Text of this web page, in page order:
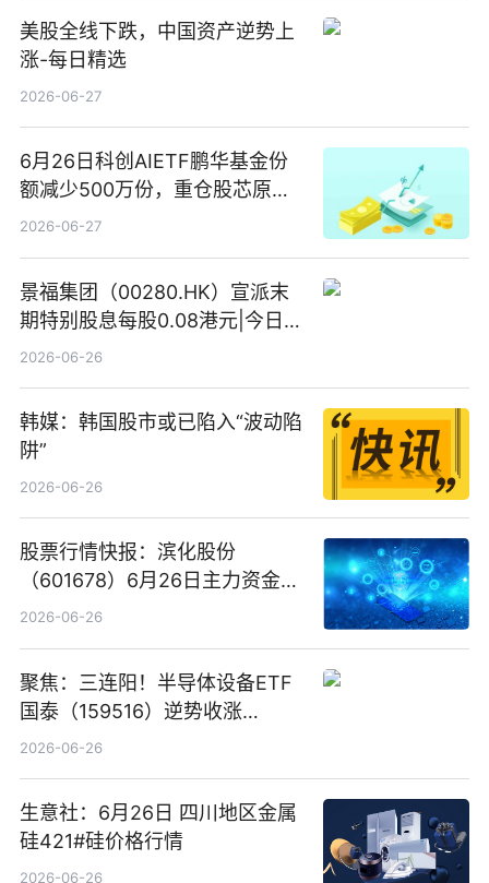
美股全线下跌，中国资产逆势上
涨-每日精选
2026-06-27
6月26日科创AIETF鹏华基金份
额减少500万份，重仓股芯原股
份、寒武纪、澜起科技 观速讯
2026-06-27
景福集团（00280.HK）宣派末
期特别股息每股0.08港元|今日快
看
2026-06-26
韩媒：韩国股市或已陷入“波动陷
阱”
2026-06-26
股票行情快报：滨化股份
（601678）6月26日主力资金净
卖出5964.34万元
2026-06-26
聚焦：三连阳！半导体设备ETF
国泰（159516）逆势收涨
3.5%，近10日累计净流入超65
2026-06-26
生意社：6月26日 四川地区金属
硅421#硅价格行情
2026-06-26